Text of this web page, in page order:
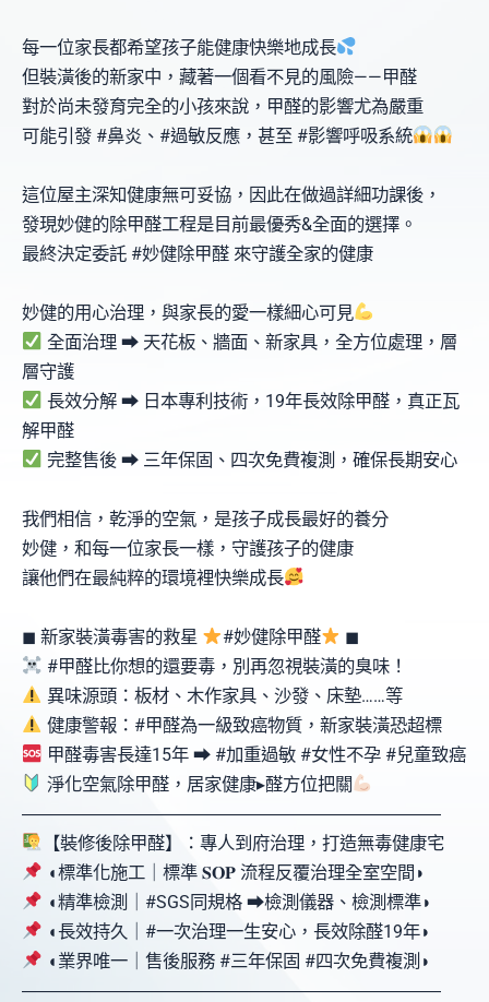
每一位家長都希望孩子能健康快樂地成長
但裝潢後的新家中，藏著一個看不見的風險——甲醛
對於尚未發育完全的小孩來說，甲醛的影響尤為嚴重
可能引發 #鼻炎、#過敏反應，甚至 #影響呼吸系統
這位屋主深知健康無可妥協，因此在做過詳細功課後，
發現妙健的除甲醛工程是目前最優秀&全面的選擇。
最終決定委託 #妙健除甲醛 來守護全家的健康
妙健的用心治理，與家長的愛一樣細心可見
全面治理 ⮕ 天花板、牆面、新家具，全方位處理，層
層守護
長效分解 ⮕ 日本專利技術，19年長效除甲醛，真正瓦
解甲醛
完整售後 ⮕ 三年保固、四次免費複測，確保長期安心
我們相信，乾淨的空氣，是孩子成長最好的養分
妙健，和每一位家長一樣，守護孩子的健康
讓他們在最純粹的環境裡快樂成長
◼ 新家裝潢毒害的救星 #妙健除甲醛
◼
#甲醛比你想的還要毒，別再忽視裝潢的臭味！
異味源頭：板材、木作家具、沙發、床墊……等
健康警報：#甲醛為一級致癌物質，新家裝潢恐超標
甲醛毒害長達15年 ⮕ #加重過敏 #女性不孕 #兒童致癌
淨化空氣除甲醛，居家健康▸醛方位把關
󠀠󠀠󠀠󠀠󠀠󠀠󠀠󠀠󠀠―――――――――――――――――――󠀠󠀠󠀠󠀠――――󠀠󠀠󠀠―󠀠󠀠󠀠
【裝修後除甲醛】：專人到府治理，打造無毒健康宅
◖標準化施工｜標準 𝐒𝐎𝐏 流程反覆治理全室空間◗
◖精準檢測｜#SGS同規格 ⮕檢測儀器、檢測標準◗
◖長效持久｜#一次治理一生安心，長效除醛19年◗
◖業界唯一｜售後服務 #三年保固 #四次免費複測◗
󠀠󠀠󠀠󠀠󠀠󠀠󠀠󠀠󠀠―――――――――――――――――――󠀠󠀠󠀠󠀠――――󠀠󠀠󠀠―󠀠󠀠󠀠